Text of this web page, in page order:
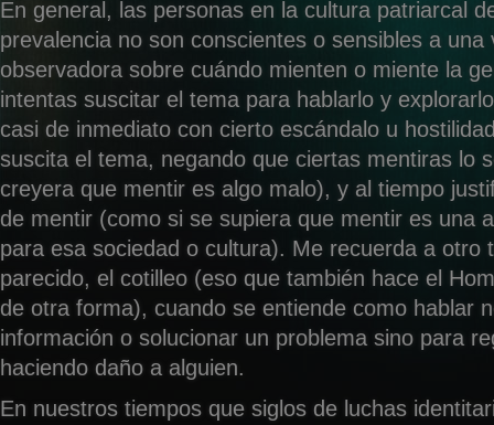
En general, las personas en la cultura patriarcal
prevalencia no son conscientes o sensibles a una
observadora sobre cuándo mienten o miente la
intentas suscitar el tema para hablarlo y
casi de inmediato con cierto escándalo u
suscita el tema, negando que ciertas mentiras lo
creyera que mentir es algo malo), y al tiempo
de mentir (como si se supiera que mentir es una
para esa sociedad o cultura). Me recuerda a otro
parecido, el cotilleo (eso que también hace el
de otra forma), cuando se entiende como hablar
información o solucionar un problema sino para
haciendo daño a alguien.
En nuestros tiempos que siglos de luchas